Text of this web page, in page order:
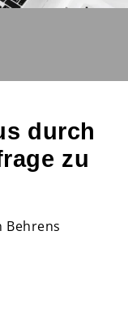
durch
zu
Behrens